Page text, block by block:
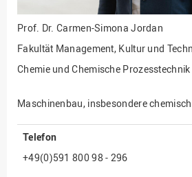
Forschung, Kooperation,
Drittmittel
Gebäude und Technik
Gesellschaftliches
Gleichstellungsbüro
Hochschulleitung
strategie
Prof. Dr. Carmen-Simona Jordan
Fakultät Management, Kultur und
Chemie und Chemische Prozesstechnik
Maschinenbau, insbesondere
Telefon
+49(0)591 800 98 - 296